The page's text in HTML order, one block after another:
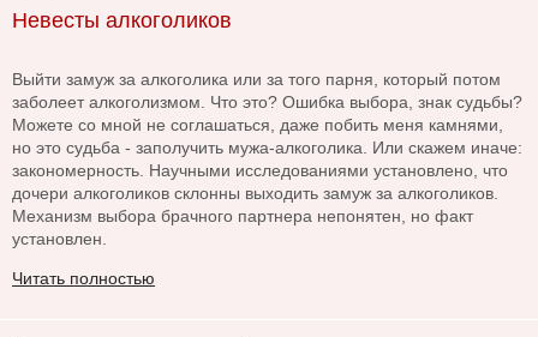
Невесты алкоголиков
Выйти замуж за алкоголика или за того парня, который потом
заболеет алкоголизмом. Что это? Ошибка выбора, знак судьбы?
Можете со мной не соглашаться, даже побить меня камнями,
но это судьба - заполучить мужа-алкоголика. Или скажем иначе:
закономерность. Научными исследованиями установлено, что
дочери алкоголиков склонны выходить замуж за алкоголиков.
Механизм выбора брачного партнера непонятен, но факт
установлен.
Читать полностью